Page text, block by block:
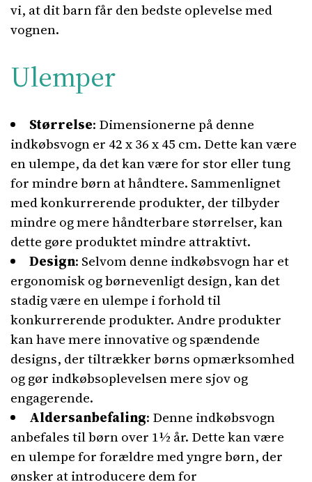
vi, at dit barn får den bedste oplevelse med
vognen.
Ulemper
Størrelse: Dimensionerne på denne
indkøbsvogn er 42 x 36 x 45 cm. Dette kan være
en ulempe, da det kan være for stor eller tung
for mindre børn at håndtere. Sammenlignet
med konkurrerende produkter, der tilbyder
mindre og mere håndterbare størrelser, kan
dette gøre produktet mindre attraktivt.
Design: Selvom denne indkøbsvogn har et
ergonomisk og børnevenligt design, kan det
stadig være en ulempe i forhold til
konkurrerende produkter. Andre produkter
kan have mere innovative og spændende
designs, der tiltrækker børns opmærksomhed
og gør indkøbsoplevelsen mere sjov og
engagerende.
Aldersanbefaling: Denne indkøbsvogn
anbefales til børn over 1½ år. Dette kan være
en ulempe for forældre med yngre børn, der
ønsker at introducere dem for